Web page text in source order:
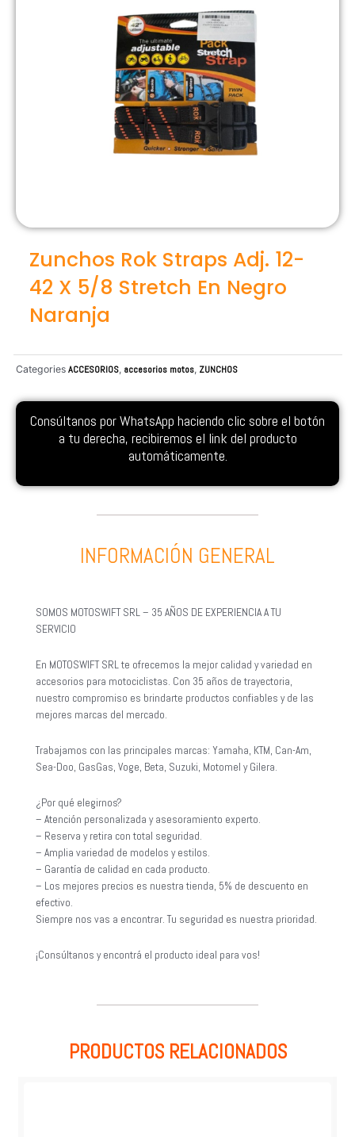
Zunchos Rok Straps Adj. 12-
42 X 5/8 Stretch En Negro
Naranja
Categories ACCESORIOS, accesorios motos, ZUNCHOS
Consúltanos por WhatsApp haciendo clic sobre el botón
a tu derecha, recibiremos el link del producto
automáticamente.
INFORMACIÓN GENERAL
SOMOS MOTOSWIFT SRL – 35 AÑOS DE EXPERIENCIA A TU
SERVICIO
En MOTOSWIFT SRL te ofrecemos la mejor calidad y variedad en
accesorios para motociclistas. Con 35 años de trayectoria,
nuestro compromiso es brindarte productos confiables y de las
mejores marcas del mercado.
Trabajamos con las principales marcas: Yamaha, KTM, Can-Am,
Sea-Doo, GasGas, Voge, Beta, Suzuki, Motomel y Gilera.
¿Por qué elegirnos?
– Atención personalizada y asesoramiento experto.
– Reserva y retira con total seguridad.
– Amplia variedad de modelos y estilos.
– Garantía de calidad en cada producto.
– Los mejores precios es nuestra tienda, 5% de descuento en
efectivo.
Siempre nos vas a encontrar. Tu seguridad es nuestra prioridad.
¡Consúltanos y encontrá el producto ideal para vos!
PRODUCTOS RELACIONADOS